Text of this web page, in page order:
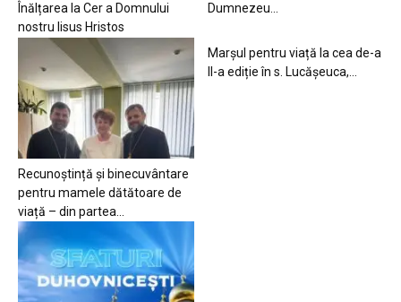
Înălțarea la Cer a Domnului
nostru Iisus Hristos
Dumnezeu…
Recunoștință și binecuvântare
pentru mamele dătătoare de
viață – din partea...
Marșul pentru viață la cea de-a
II-a ediție în s. Lucășeuca,...